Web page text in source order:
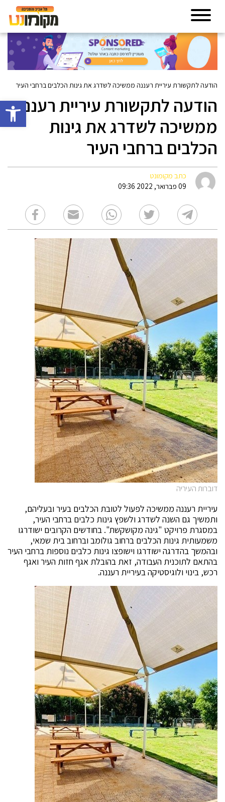
פתח
הודעה לתקשורת עיריית רעננה ממשיכה לשדרג את גינות הכלבים ברחבי העיר
הודעה לתקשורת עיריית רעננה
ממשיכה לשדרג את גינות
הכלבים ברחבי העיר
כתב מקומונט
09 פברואר, 2022 09:36
דוברות העיריה
עיריית רעננה ממשיכה לפעול לטובת הכלבים בעיר ובעליהם,
ותמשיך גם השנה לשדרג ולשפץ גינות כלבים ברחבי העיר,
במסגרת פרויקט "גינה מקושקשת". בחודשים הקרובים ישודרגו
משמעותית גינות הכלבים ברחוב גולומב וברחוב בית שמאי,
ובהמשך בהדרגה ישודרגו וישופצו גינות כלבים נוספות ברחבי העיר
בהתאם לתוכנית העבודה, זאת בהובלת אגף חזות העיר ואגף
רכש, בינוי ולוגיסטיקה בעיריית רעננה.